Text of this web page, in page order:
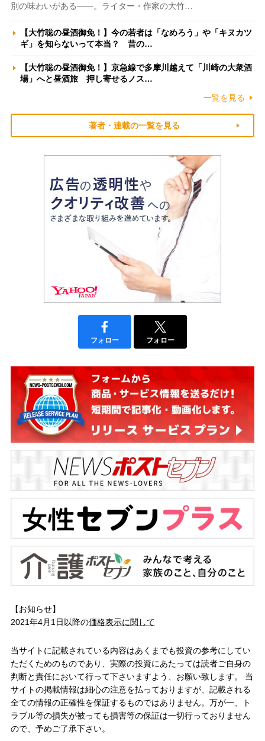
別の味わいがある――。ライター・作家の大竹…
【大竹聡の昼酒御免！】今の若者は「なめろう」や「キヌカツ
ギ」を知らないって本当？ 昔の…
【大竹聡の昼酒御免！】京急線で多摩川越えて「川崎の大衆酒
場」へと昼酒旅 押し寄せるノス…
一覧を見る
著者・連載の一覧を見る
フォロー フォロー
【お知らせ】
2021年4月1日以降の価格表示に関して
当サイトに記載されている内容はあくまでも投資の参考にしてい
ただくためのものであり、実際の投資にあたっては読者ご自身の
判断と責任において行って下さいますよう、お願い致します。 当
サイトの掲載情報は細心の注意を払っておりますが、記載される
全ての情報の正確性を保証するものではありません。万が一、ト
ラブル等の損失が被っても損害等の保証は一切行っておりません
ので、予めご了承下さい。